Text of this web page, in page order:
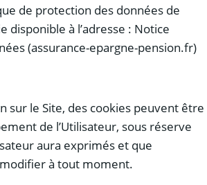
de protection des données de
disponible à l’adresse : Notice
(assurance-epargne-pension.fr)
sur le Site, des cookies peuvent être
de l’Utilisateur, sous réserve
aura exprimés et que
à tout moment.